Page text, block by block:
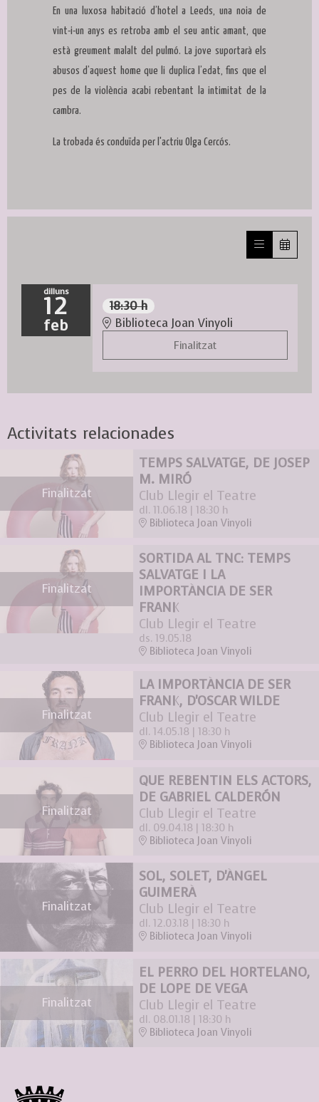
En una luxosa habitació d’hotel a Leeds, una noia de
vint-i-un anys es retroba amb el seu antic amant, que
està greument malalt del pulmó. La jove suportarà els
abusos d’aquest home que li duplica l’edat, fins que el
pes de la violència acabi rebentant la intimitat de la
cambra.
La trobada és conduïda per l'actriu Olga Cercós.
dilluns
12
feb
18:30 h
Biblioteca Joan Vinyoli
Finalitzat
Activitats relacionades
Finalitzat
TEMPS SALVATGE, DE JOSEP
M. MIRÓ
Club Llegir el Teatre
dl. 11.06.18 | 18:30 h
Biblioteca Joan Vinyoli
Finalitzat
SORTIDA AL TNC: TEMPS
SALVATGE I LA
IMPORTÀNCIA DE SER
FRANK
Club Llegir el Teatre
ds. 19.05.18
Biblioteca Joan Vinyoli
Finalitzat
LA IMPORTÀNCIA DE SER
FRANK, D'OSCAR WILDE
Club Llegir el Teatre
dl. 14.05.18 | 18:30 h
Biblioteca Joan Vinyoli
Finalitzat
QUE REBENTIN ELS ACTORS,
DE GABRIEL CALDERÓN
Club Llegir el Teatre
dl. 09.04.18 | 18:30 h
Biblioteca Joan Vinyoli
Finalitzat
SOL, SOLET, D'ÀNGEL
GUIMERÀ
Club Llegir el Teatre
dl. 12.03.18
18:30 h
Biblioteca Joan Vinyoli
Finalitzat
EL PERRO DEL HORTELANO,
DE LOPE DE VEGA
Club Llegir el Teatre
dl. 08.01.18 | 18:30 h
Biblioteca Joan Vinyoli